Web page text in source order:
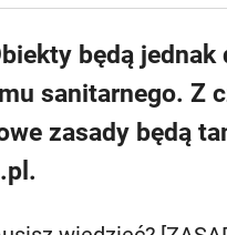
będą jednak
sanitarnego. Z
zasady będą